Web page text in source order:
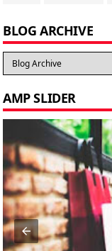
BLOG ARCHIVE
AMP SLIDER